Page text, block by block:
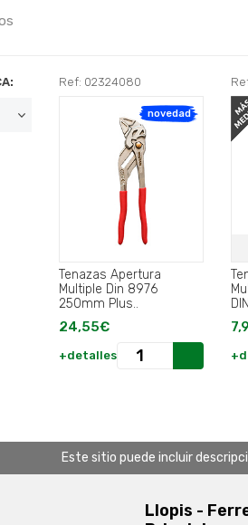
Ref: 02324080
novedad
Tenazas Apertura
Multiple Din 8976
250mm Plus..
24,55€
+detalles
Este sitio puede incluir
Llopis -